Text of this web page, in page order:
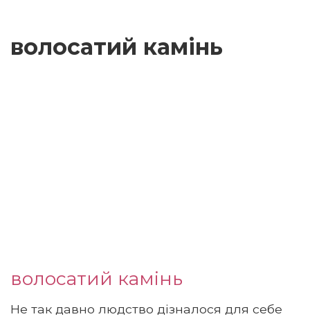
волосатий камінь
волосатий камінь
Не так давно людство дізналося для себе